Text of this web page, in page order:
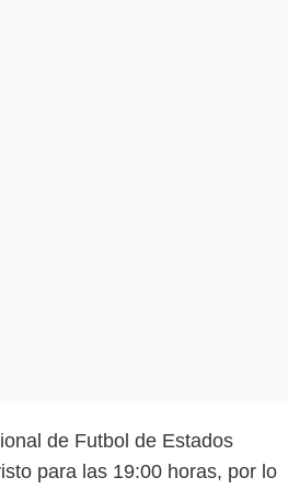
de Futbol de Estados
para las 19:00 horas, por lo